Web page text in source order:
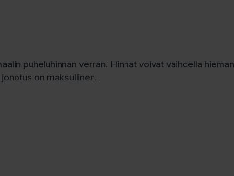
puheluhinnan verran. Hinnat voivat vaihdella hieman
on maksullinen.